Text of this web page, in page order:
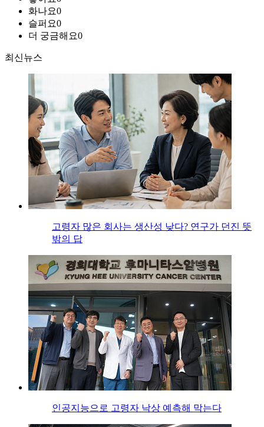
화나요0
슬퍼요0
더 궁금해요0
최신뉴스
고령자 많은 회사는 생산성 낮다? 연구가 던진 뜻
밖의 답
인공지능으로 고령자 낙상 예측해 막는다